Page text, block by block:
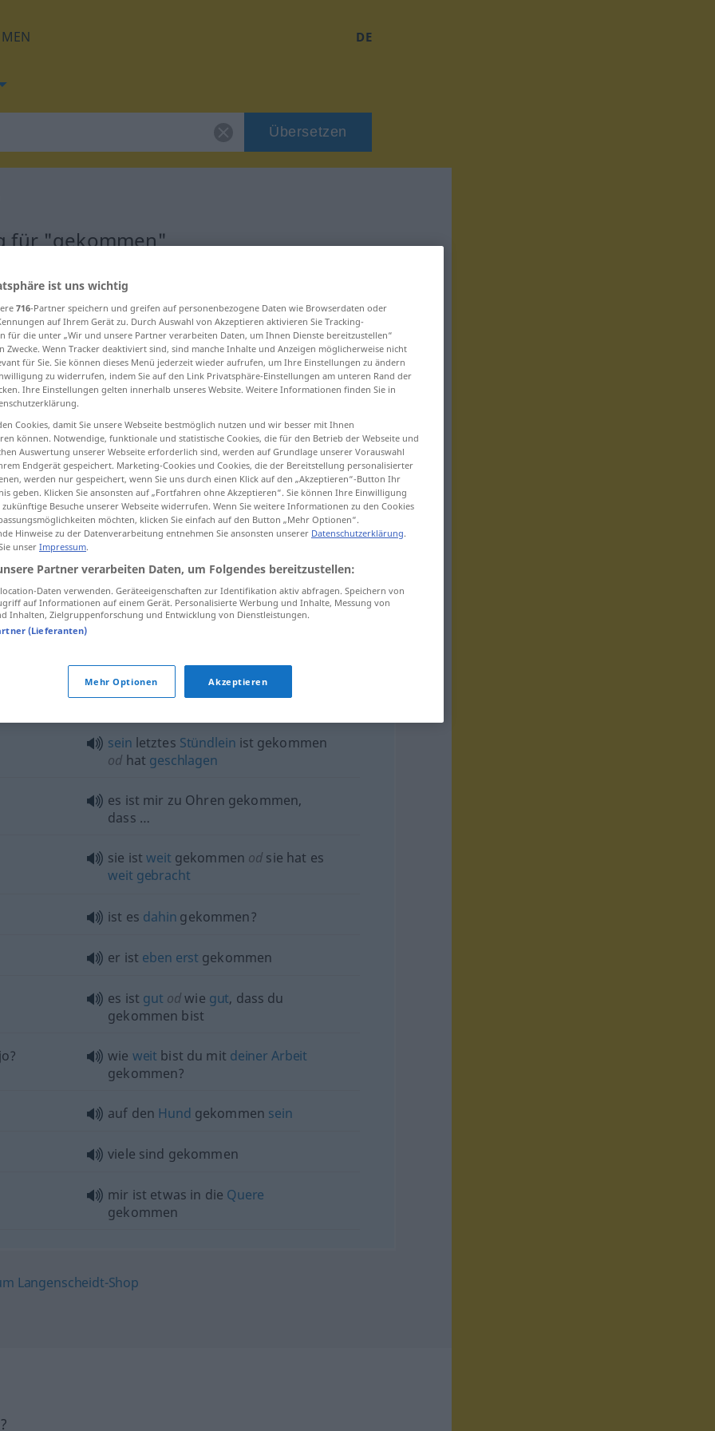
DE
Übersetzen
für "gekommen"
gekommen → siehe „kommen“
soweitist es nun gekommen?
ihre letzte Stundeist gekommen
(odhat geschlagen)
sein letztes Stündlein ist gekommen
od hat geschlagen
es ist mir zu Ohren gekommen,
dass …
sie istweit gekommen od sie hat es
weit gebracht
ist es dahin gekommen?
er ist eben erst gekommen
es ist gut odwie gut, dass du
gekommen bist
wie weit bist du mit deiner Arbeit
gekommen?
auf den Hund gekommen sein
viele sind gekommen
mir ist etwas in die Quere
gekommen
ist uns wichtig
716-Partner speichern und greifen auf personenbezogene Daten wie Browserdaten oder
auf Ihrem Gerät zu. Durch Auswahl von Akzeptieren aktivieren Sie Tracking-
für die unter „Wir und unsere Partner verarbeiten Daten, um Ihnen Dienste bereitzustellen“
Zwecke. Wenn Tracker deaktiviert sind, sind manche Inhalte und Anzeigen möglicherweise nicht
für Sie. Sie können dieses Menü jederzeit wieder aufrufen, um Ihre Einstellungen zu ändern
zu widerrufen, indem Sie auf den Link Privatsphäre-Einstellungen am unteren Rand der
Ihre Einstellungen gelten innerhalb unseres Website. Weitere Informationen finden Sie in
Cookies, damit Sie unsere Webseite bestmöglich nutzen und wir besser mit Ihnen
können. Notwendige, funktionale und statistische Cookies, die für den Betrieb der Webseite und
Auswertung unserer Webseite erforderlich sind, werden auf Grundlage unserer Vorauswahl
Endgerät gespeichert. Marketing-Cookies und Cookies, die der Bereitstellung personalisierter
werden nur gespeichert, wenn Sie uns durch einen Klick auf den „Akzeptieren“-Button Ihr
geben. Klicken Sie ansonsten auf „Fortfahren ohne Akzeptieren“. Sie können Ihre Einwilligung
Besuche unserer Webseite widerrufen. Wenn Sie weitere Informationen zu den Cookies
möchten, klicken Sie einfach auf den Button „Mehr Optionen“.
Hinweise zu der Datenverarbeitung entnehmen Sie ansonsten unserer Datenschutzerklärung.
unser Impressum.
Partner verarbeiten Daten, um Folgendes bereitzustellen:
Daten verwenden. Geräteeigenschaften zur Identifikation aktiv abfragen. Speichern von
auf Informationen auf einem Gerät. Personalisierte Werbung und Inhalte, Messung von
Inhalten, Zielgruppenforschung und Entwicklung von Dienstleistungen.
(Lieferanten)
Mehr Optionen Akzeptieren